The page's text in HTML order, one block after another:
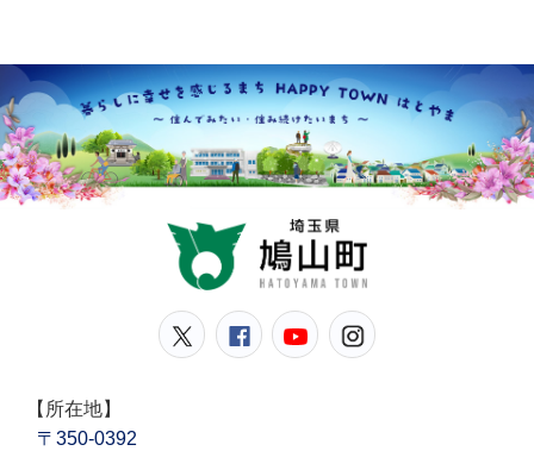
鳩山町公式Twitter
鳩山町公式Facebook
鳩山町公式
【所在地】
〒350-0392